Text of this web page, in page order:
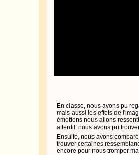
En classe, nous avons pu
mais aussi les effets de
émotions nous allons
attentif, nous avons pu
Ensuite, nous avons
trouver certaines
encore pour nous tromper